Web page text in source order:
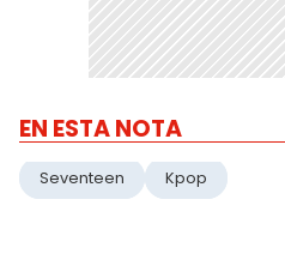
EN ESTA NOTA
Seventeen Kpop